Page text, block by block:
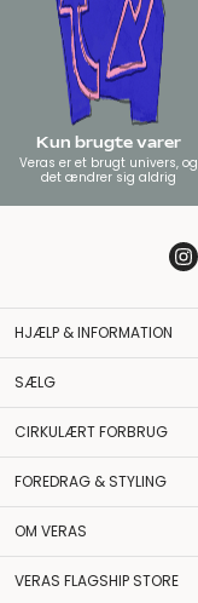
Kun brugte varer
Veras er et brugt univers, og
det ændrer sig aldrig
HJÆLP & INFORMATION
SÆLG
CIRKULÆRT FORBRUG
FOREDRAG & STYLING
OM VERAS
VERAS FLAGSHIP STORE